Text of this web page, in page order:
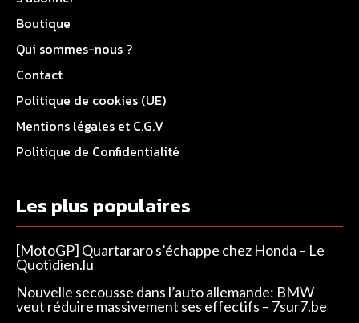
Boutique
Qui sommes-nous ?
Contact
Politique de cookies (UE)
Mentions légales et C.G.V
Politique de Confidentialité
Les plus populaires
[MotoGP] Quartararo s’échappe chez Honda – Le
Quotidien.lu
Nouvelle secousse dans l’auto allemande: BMW
veut réduire massivement ses effectifs – 7sur7.be